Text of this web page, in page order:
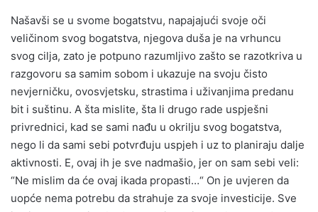
Našavši se u svome bogatstvu, napajajući svoje oči
veličinom svog bogatstva, njegova duša je na vrhuncu
svog cilja, zato je potpuno razumljivo zašto se razotkriva u
razgovoru sa samim sobom i ukazuje na svoju čisto
nevjerničku, ovosvjetsku, strastima i uživanjima predanu
bit i suštinu. A šta mislite, šta li drugo rade uspješni
privrednici, kad se sami nađu u okrilju svog bogatstva,
nego li da sami sebi potvrđuju uspjeh i uz to planiraju dalje
aktivnosti. E, ovaj ih je sve nadmašio, jer on sam sebi veli:
“Ne mislim da će ovaj ikada propasti…“ On je uvjeren da
uopće nema potrebu da strahuje za svoje investicije. Sve